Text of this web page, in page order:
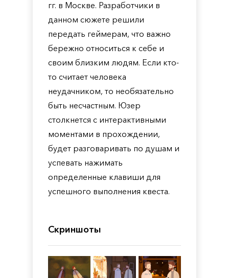
гг. в Москве. Разработчики в
данном сюжете решили
передать геймерам, что важно
бережно относиться к себе и
своим близким людям. Если кто-
то считает человека
неудачником, то необязательно
быть несчастным. Юзер
столкнется с интерактивными
моментами в прохождении,
будет разговаривать по душам и
успевать нажимать
определенные клавиши для
успешного выполнения квеста.
Скриншоты